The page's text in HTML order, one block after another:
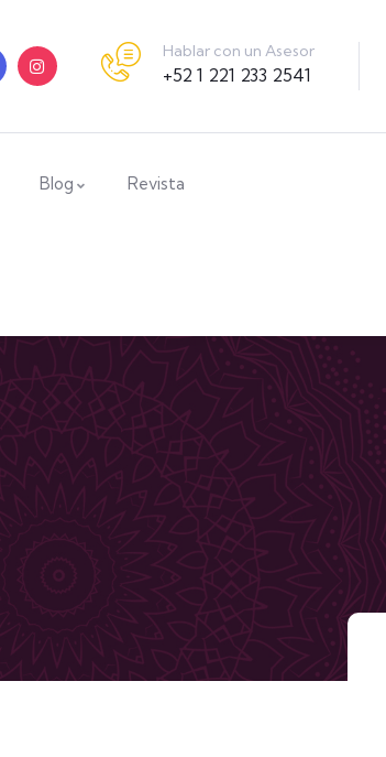
Hablar con un Asesor
+52 1 221 233 2541
Blog Revista